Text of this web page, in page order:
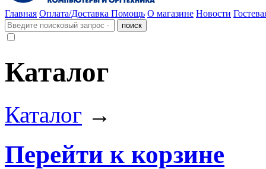
Главная Оплата/Доставка Помощь О магазине Новости
Каталог
Каталог →
Перейти к корзине